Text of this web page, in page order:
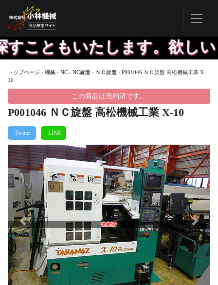
もいたします。欲しいも
トップページ › 機械 › NC › NC旋盤 › ＮＣ旋盤 › P001046 ＮＣ旋盤 高松機械工業 X-
10
この商品は売約済です。
P001046 ＮＣ旋盤 高松機械工業 X-10
売約済
Previous Next